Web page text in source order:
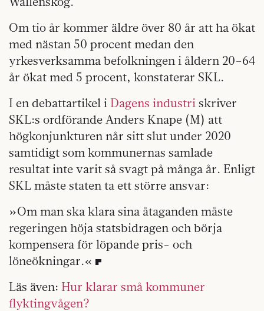
Om tio år kommer äldre över 80 år att ha ökat
med nästan 50 procent medan den
yrkesverksamma befolkningen i åldern 20–64
år ökat med 5 procent, konstaterar SKL.
I en debattartikel i Dagens industri skriver
SKL:s ordförande Anders Knape (M) att
högkonjunkturen når sitt slut under 2020
samtidigt som kommunernas samlade
resultat inte varit så svagt på många år. Enligt
SKL måste staten ta ett större ansvar:
»Om man ska klara sina åtaganden måste
regeringen höja statsbidragen och börja
kompensera för löpande pris- och
löneökningar.«
Läs även: Hur klarar små kommuner
flyktingvågen?